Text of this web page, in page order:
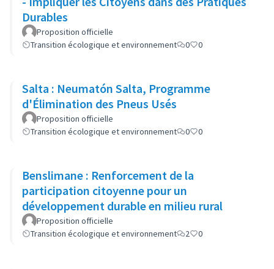
Durables
Proposition officielle
Transition écologique et environnement
0 0
Salta : Neumatón Salta, Programme
d'Élimination des Pneus Usés
Proposition officielle
Transition écologique et environnement
0 0
Benslimane : Renforcement de la
participation citoyenne pour un
développement durable en milieu rural
Proposition officielle
Transition écologique et environnement
2 0